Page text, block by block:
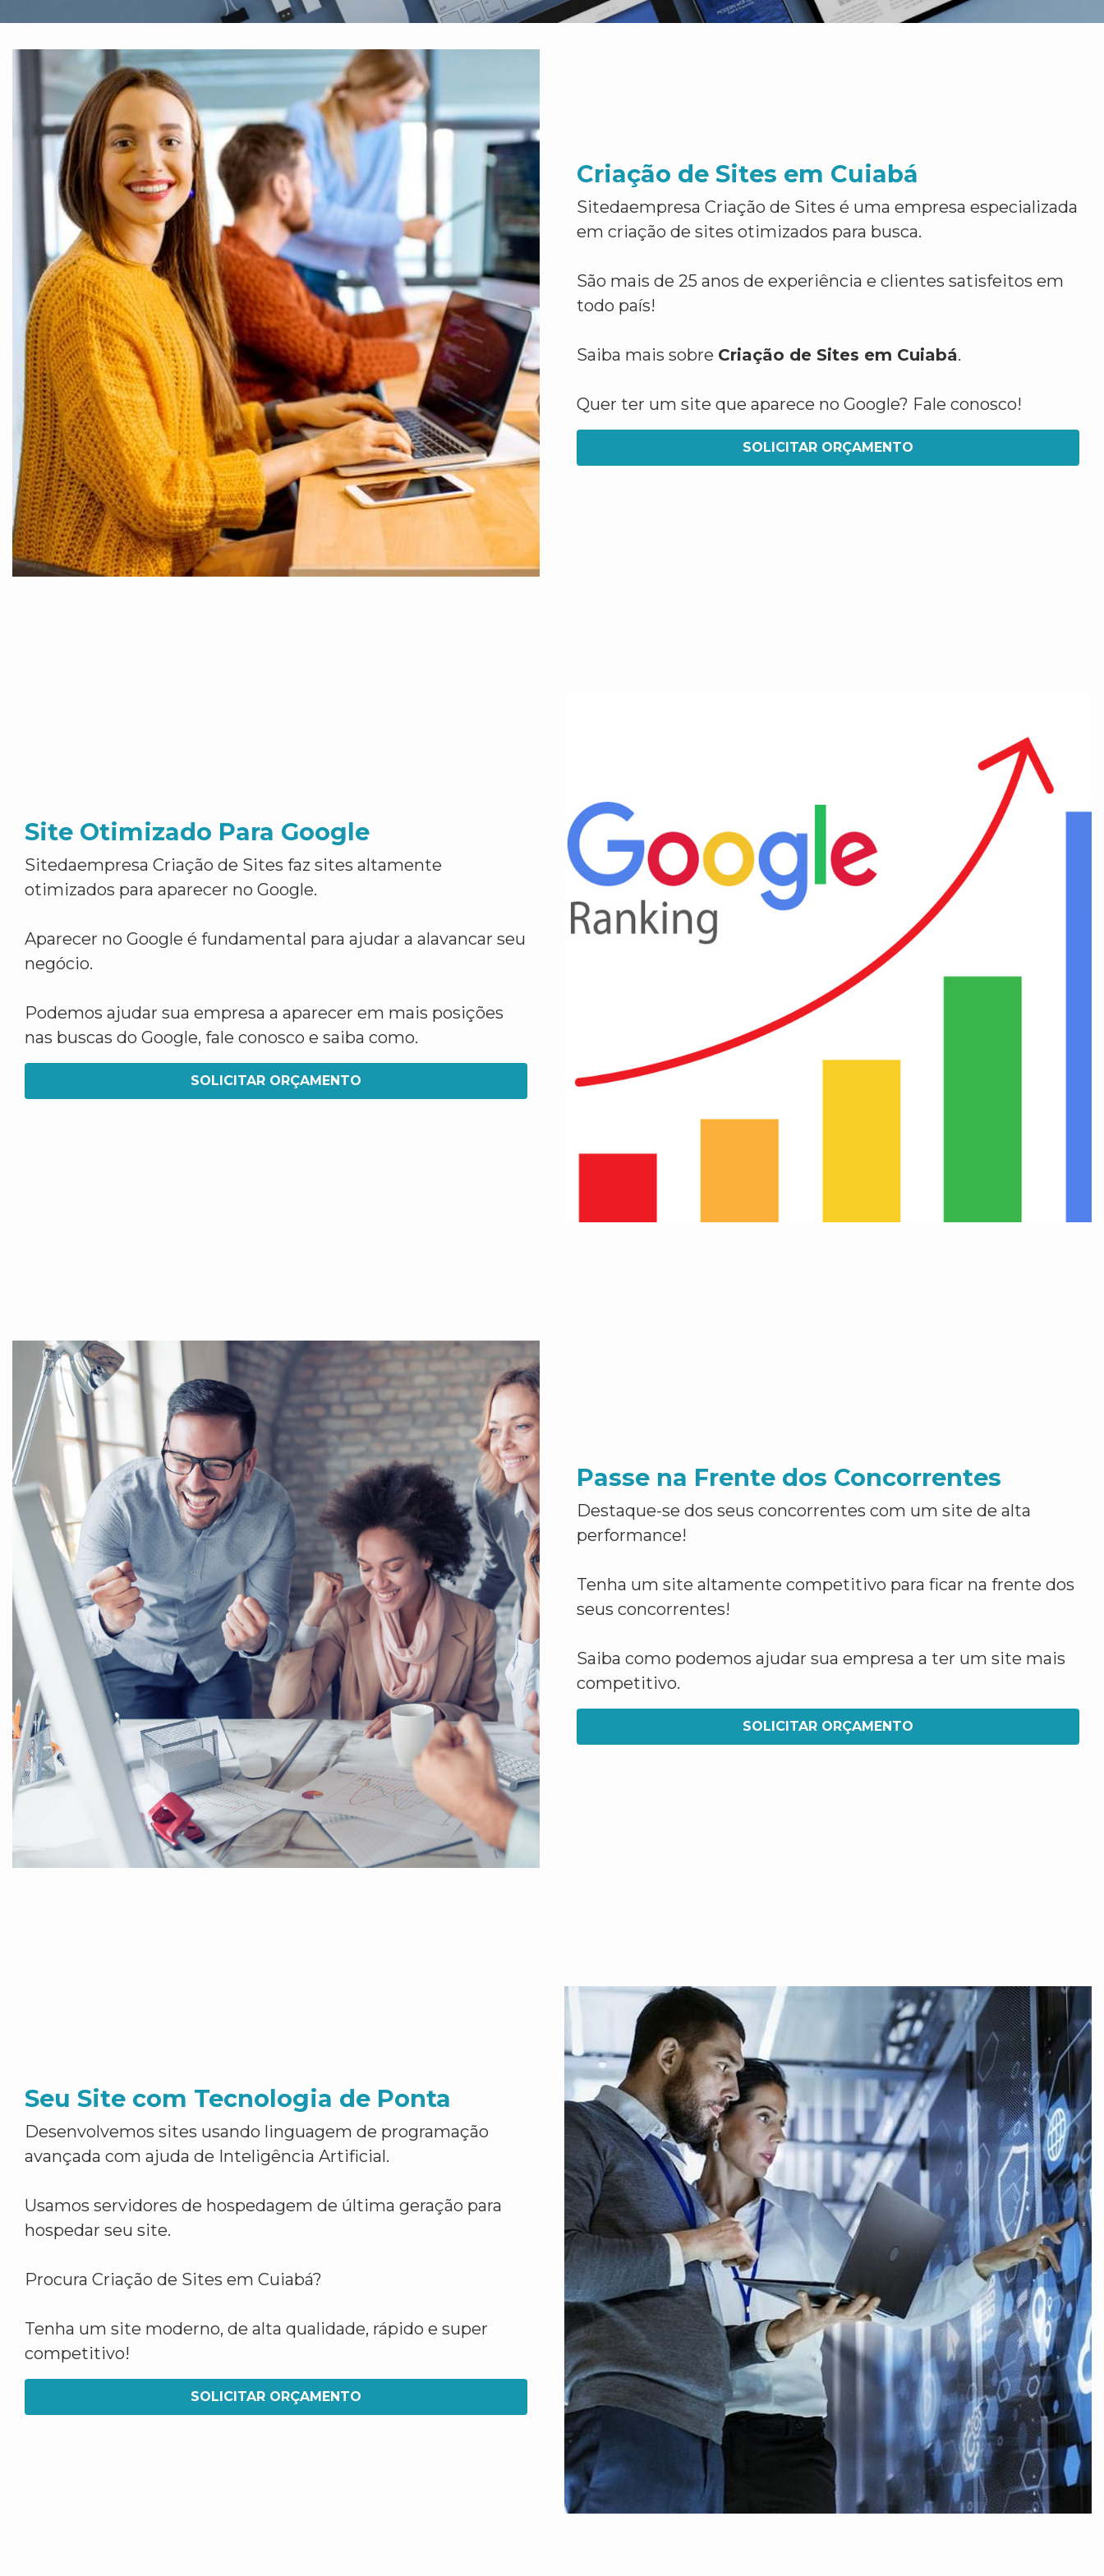
Criação de Sites em Cuiabá
Sitedaempresa Criação de Sites é uma empresa especializada
em criação de sites otimizados para busca.
São mais de 25 anos de experiência e clientes satisfeitos em
todo país!
Saiba mais sobre Criação de Sites em Cuiabá.
Quer ter um site que aparece no Google? Fale conosco!
SOLICITAR ORÇAMENTO
Site Otimizado Para Google
Sitedaempresa Criação de Sites faz sites altamente
otimizados para aparecer no Google.
Aparecer no Google é fundamental para ajudar a alavancar seu
negócio.
Podemos ajudar sua empresa a aparecer em mais posições
nas buscas do Google, fale conosco e saiba como.
SOLICITAR ORÇAMENTO
Passe na Frente dos Concorrentes
Destaque-se dos seus concorrentes com um site de alta
performance!
Tenha um site altamente competitivo para ficar na frente dos
seus concorrentes!
Saiba como podemos ajudar sua empresa a ter um site mais
competitivo.
SOLICITAR ORÇAMENTO
Seu Site com Tecnologia de Ponta
Desenvolvemos sites usando linguagem de programação
avançada com ajuda de Inteligência Artificial.
Usamos servidores de hospedagem de última geração para
hospedar seu site.
Procura Criação de Sites em Cuiabá?
Tenha um site moderno, de alta qualidade, rápido e super
competitivo!
SOLICITAR ORÇAMENTO